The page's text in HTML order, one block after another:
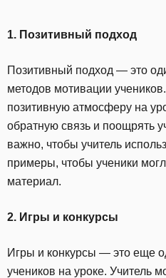
1. Позитивный подход
Позитивный подход — это
методов мотивации
позитивную атмосферу на
обратную связь и поощрять
важно, чтобы учитель
примеры, чтобы ученики
материал.
2. Игры и конкурсы
Игры и конкурсы — это еще
учеников на уроке. Учитель